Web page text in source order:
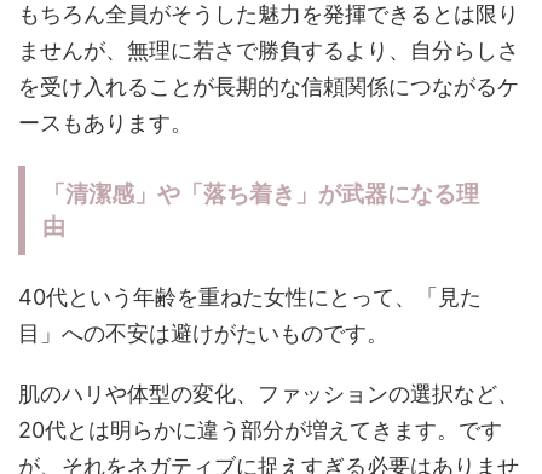
もちろん全員がそうした魅力を発揮できるとは限り
ませんが、無理に若さで勝負するより、自分らしさ
を受け入れることが長期的な信頼関係につながるケ
ースもあります。
「清潔感」や「落ち着き」が武器になる理
由
40代という年齢を重ねた女性にとって、「見た
目」への不安は避けがたいものです。
肌のハリや体型の変化、ファッションの選択など、
20代とは明らかに違う部分が増えてきます。です
が、それをネガティブに捉えすぎる必要はありませ